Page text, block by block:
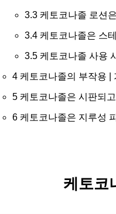
3.3케토코나졸 로션
3.4케토코나졸은 스
3.5케토코나졸 사용
4케토코나졸의 부작용 |
5케토코나졸은 시판되
6케토코나졸은 지루성
케토코